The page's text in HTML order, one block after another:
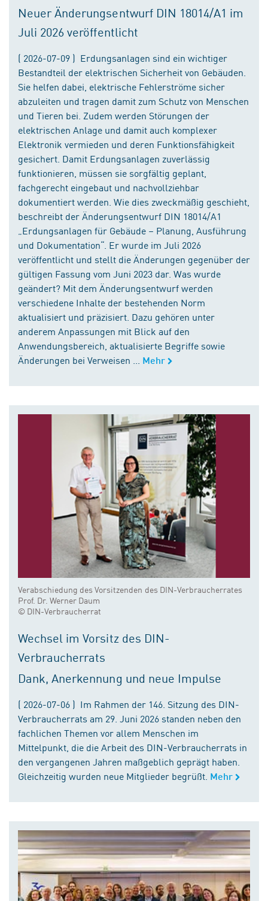
Neuer Änderungsentwurf DIN 18014/A1 im
Juli 2026 veröffentlicht
( 2026-07-09 ) Erdungsanlagen sind ein wichtiger
Bestandteil der elektrischen Sicherheit von Gebäuden.
Sie helfen dabei, elektrische Fehlerströme sicher
abzuleiten und tragen damit zum Schutz von Menschen
und Tieren bei. Zudem werden Störungen der
elektrischen Anlage und damit auch komplexer
Elektronik vermieden und deren Funktionsfähigkeit
gesichert. Damit Erdungsanlagen zuverlässig
funktionieren, müssen sie sorgfältig geplant,
fachgerecht eingebaut und nachvollziehbar
dokumentiert werden. Wie dies zweckmäßig geschieht,
beschreibt der Änderungsentwurf DIN 18014/A1
„Erdungsanlagen für Gebäude – Planung, Ausführung
und Dokumentation“. Er wurde im Juli 2026
veröffentlicht und stellt die Änderungen gegenüber der
gültigen Fassung vom Juni 2023 dar. Was wurde
geändert? Mit dem Änderungsentwurf werden
verschiedene Inhalte der bestehenden Norm
aktualisiert und präzisiert. Dazu gehören unter
anderem Anpassungen mit Blick auf den
Anwendungsbereich, aktualisierte Begriffe sowie
Änderungen bei Verweisen ...
Mehr
Verabschiedung des Vorsitzenden des DIN-Verbraucherrates
Prof. Dr. Werner Daum
© DIN-Verbraucherrat
Wechsel im Vorsitz des DIN-
Verbraucherrats
Dank, Anerkennung und neue Impulse
( 2026-07-06 ) Im Rahmen der 146. Sitzung des DIN-
Verbraucherrats am 29. Juni 2026 standen neben den
fachlichen Themen vor allem Menschen im
Mittelpunkt, die die Arbeit des DIN-Verbraucherrats in
den vergangenen Jahren maßgeblich geprägt haben.
Gleichzeitig wurden neue Mitglieder begrüßt. Mehr